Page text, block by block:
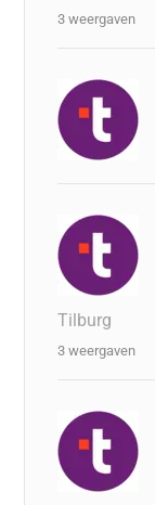
3 weergaven
Tilburg
3 weergaven